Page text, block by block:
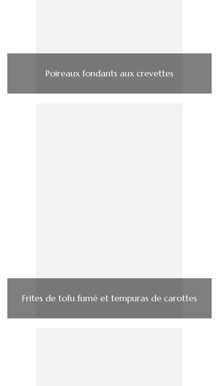
Poireaux fondants aux crevettes
Frites de tofu fumé et tempuras de carottes